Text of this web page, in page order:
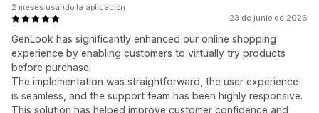
23 de junio de 2026
GenLook has significantly enhanced our online shopping
experience by enabling customers to virtually try products
before purchase.
The implementation was straightforward, the user experience
is seamless, and the support team has been highly responsive.
This solution has helped improve customer confidence and
2 meses usando la aplicación